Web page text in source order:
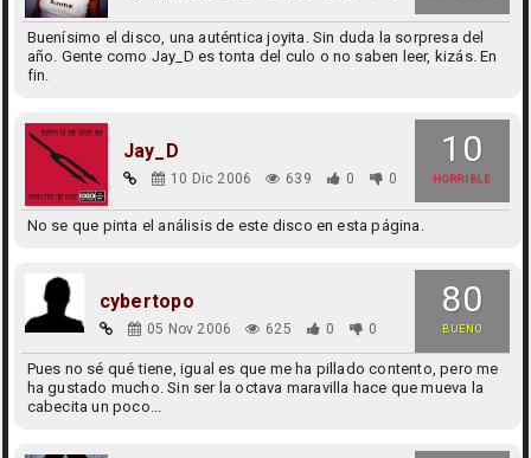
Buenísimo el disco, una auténtica joyita. Sin duda la sorpresa del
año. Gente como Jay_D es tonta del culo o no saben leer, kizás. En
fin.
10
HORRIBLE
Jay_D
10 Dic 2006 639 0 0
No se que pinta el análisis de este disco en esta página.
80
BUENO
cybertopo
05 Nov 2006 625 0 0
Pues no sé qué tiene, igual es que me ha pillado contento, pero me
ha gustado mucho. Sin ser la octava maravilla hace que mueva la
cabecita un poco...